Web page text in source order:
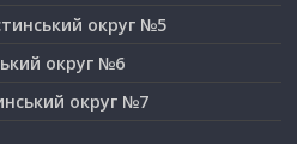
округ №5
округ №6
округ №7